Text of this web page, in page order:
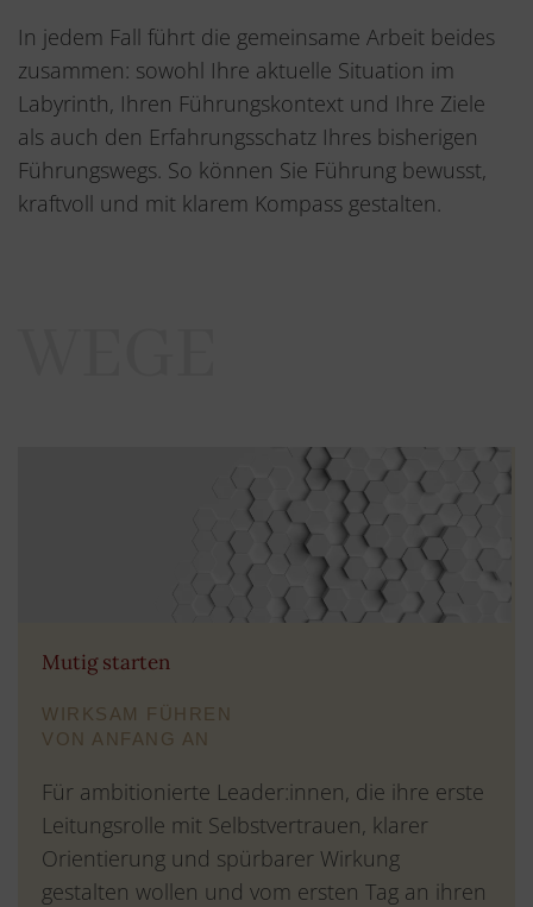
In jedem Fall führt die gemeinsame Arbeit beides
zusammen: sowohl Ihre aktuelle Situation im
Labyrinth, Ihren Führungskontext und Ihre Ziele
als auch den Erfahrungsschatz Ihres bisherigen
Führungswegs. So können Sie Führung bewusst,
kraftvoll und mit klarem Kompass gestalten.
Mutig starten
WIRKSAM FÜHREN
VON ANFANG AN
Für ambitionierte Leader:innen, die ihre erste
Leitungsrolle mit Selbstvertrauen, klarer
Orientierung und spürbarer Wirkung
gestalten wollen und vom ersten Tag an ihren